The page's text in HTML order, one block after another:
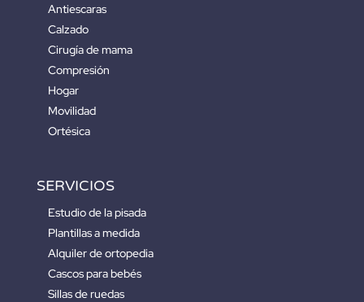
Antiescaras
Calzado
Cirugía de mama
Compresión
Hogar
Movilidad
Ortésica
SERVICIOS
Estudio de la pisada
Plantillas a medida
Alquiler de ortopedia
Cascos para bebés
Sillas de ruedas